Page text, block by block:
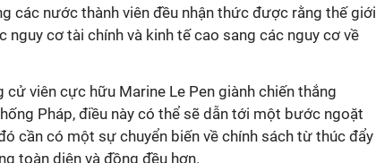
các nước thành viên đều nhận thức được rằng thế giới
nguy cơ tài chính và kinh tế cao sang các nguy cơ về
cử viên cực hữu Marine Le Pen giành chiến thắng
Pháp, điều này có thể sẽ dẫn tới một bước ngoặt
cần có một sự chuyển biến về chính sách từ thúc đẩy
toàn diện và đồng đều hơn.